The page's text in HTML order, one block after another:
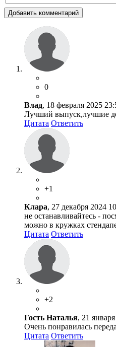
Добавить комментарий
0
Влад, 18 февраля 2025
Лучший выпуск,лучшие
Цитата Ответить
+1
Клара, 27 декабря 2024
не останавливайтесь -
можно в кружках
Цитата Ответить
+2
Гость Наталья, 21
Очень понравилась
Цитата Ответить